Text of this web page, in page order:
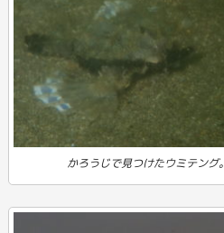
かろうじで見つけたウミテング。